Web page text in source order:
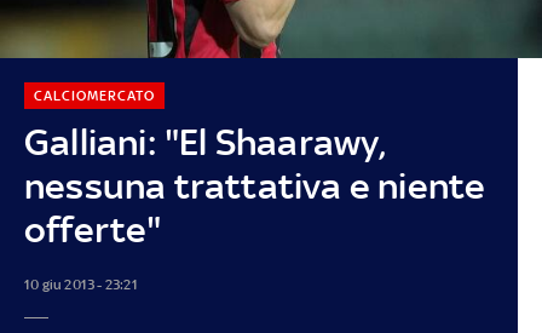
Galliani: "El Shaarawy,
nessuna trattativa e niente
offerte"
CALCIOMERCATO
10 giu 2013 - 23:21